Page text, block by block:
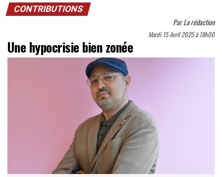
CONTRIBUTIONS
ParLa rédaction
Mardi 15 Avril 2025 à 18h00
Une hypocrisie bien zonée